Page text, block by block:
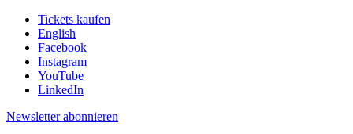
Tickets kaufen
English
Facebook
Instagram
YouTube
LinkedIn
Newsletter abonnieren